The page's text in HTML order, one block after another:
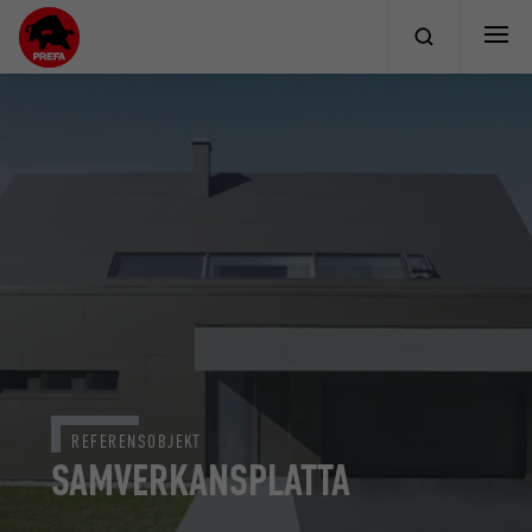
SAMVERKANSPLATTA
REFERENSOBJEKT